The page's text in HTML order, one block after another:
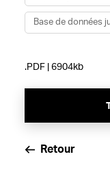
Base de données
.PDF | 6904kb
Retour